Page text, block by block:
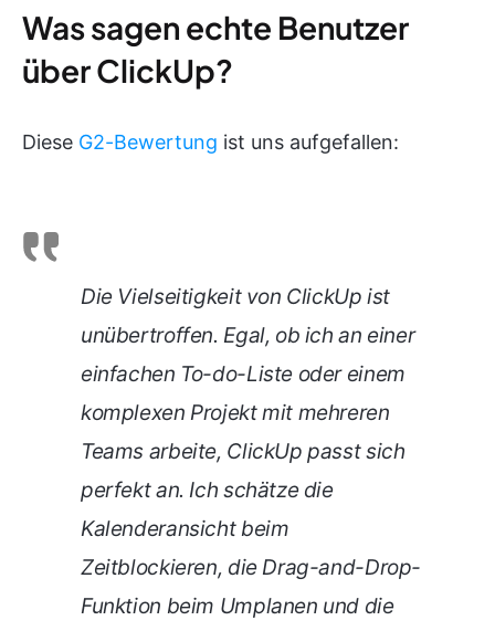
Was sagen echte Benutzer
über ClickUp?
Diese G2-Bewertung ist uns aufgefallen:
Die Vielseitigkeit von ClickUp ist
unübertroffen. Egal, ob ich an einer
einfachen To-do-Liste oder einem
komplexen Projekt mit mehreren
Teams arbeite, ClickUp passt sich
perfekt an. Ich schätze die
Kalenderansicht beim
Zeitblockieren, die Drag-and-Drop-
Funktion beim Umplanen und die